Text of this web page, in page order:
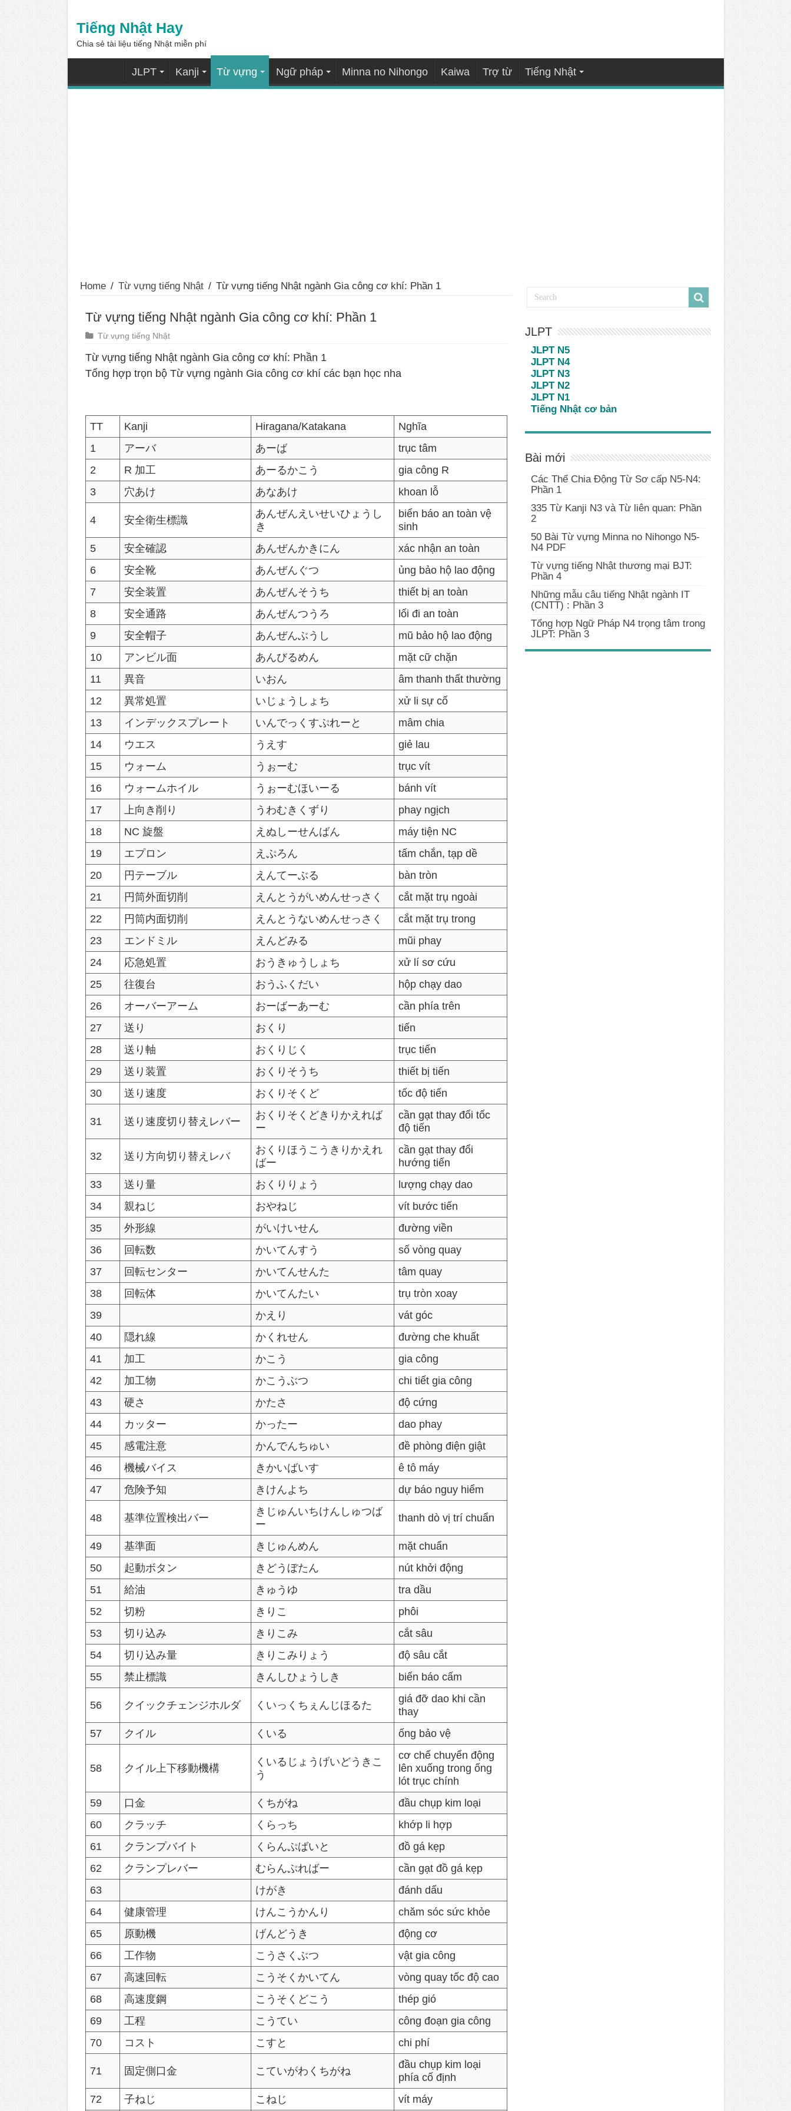
Tiếng Nhật Hay
Chia sẻ tài liệu tiếng Nhật miễn phí
JLPT Kanji Từ vựng Ngữ pháp Minna no Nihongo Kaiwa Trợ từ Tiếng Nhật
Home / Từ vựng tiếng Nhật / Từ vựng tiếng Nhật ngành Gia công cơ khí: Phần 1
Từ vựng tiếng Nhật ngành Gia công cơ khí: Phần 1
Từ vựng tiếng Nhật
Từ vựng tiếng Nhật ngành Gia công cơ khí: Phần 1
Tổng hợp trọn bộ Từ vựng ngành Gia công cơ khí các bạn học nha
TT Kanji Hiragana/Katakana
Nghĩa
1
アーバ あーば
trục tâm
2
R 加工 あーるかこう
gia công R
3
穴あけ あなあけ khoan lỗ
4 安全衛生標識
あんぜんえいせいひょうし
き
biển báo an toàn vệ
sinh
5
安全確認 あんぜんかきにん
xác nhận an toàn
6
安全靴 あんぜんぐつ
ủng bảo hộ lao động
7
安全装置 あんぜんそうち
thiết bị an toàn
8
安全通路 あんぜんつうろ
lối đi an toàn
9
安全帽子 あんぜんぶうし
mũ bảo hộ lao động
10
アンビル面 あんびるめん
mặt cữ chặn
11
異音 いおん
âm thanh thất thường
12
異常処置 いじょうしょち
xử li sự cố
13
インデックスプレート いんでっくすぷれーと
mâm chia
14
ウエス うえす
giẻ lau
15
ウォーム うぉーむ
trục vít
16
ウォームホイル うぉーむほいーる
bánh vít
17
上向き削り うわむきくずり
phay ngịch
18
NC 旋盤 えぬしーせんばん
máy tiện NC
19
エプロン えぷろん
tấm chắn, tạp dề
20
円テーブル えんてーぶる
bàn tròn
21
円筒外面切削 えんとうがいめんせっさく
cắt mặt trụ ngoài
22
円筒内面切削 えんとうないめんせっさく
cắt mặt trụ trong
23
エンドミル えんどみる
mũi phay
24
応急処置 おうきゅうしょち
xử lí sơ cứu
25
往復台 おうふくだい
hộp chạy dao
26
オーバーアーム おーばーあーむ
cần phía trên
27
送り おくり
tiến
28
送り軸 おくりじく
trục tiến
29
送り装置 おくりそうち
thiết bị tiến
30
送り速度 おくりそくど tốc độ tiến
31 送り速度切り替えレバー
おくりそくどきりかえれば
ー
cần gạt thay đổi tốc
độ tiến
32 送り方向切り替えレバ
おくりほうこうきりかえれ
ばー
cần gạt thay đổi
hướng tiến
33
送り量 おくりりょう
lượng chạy dao
34
親ねじ おやねじ
vít bước tiến
35
外形線 がいけいせん
đường viền
36
回転数 かいてんすう
số vòng quay
37
回転センター かいてんせんた
tâm quay
38
回転体 かいてんたい
trụ tròn xoay
39
かえり
vát góc
40
隠れ線 かくれせん
đường che khuất
41
加工 かこう
gia công
42
加工物 かこうぶつ
chi tiết gia công
43
硬さ かたさ
độ cứng
44
カッター かったー
dao phay
45
感電注意 かんでんちゅい
đề phòng điện giật
46
機械バイス きかいばいす
ê tô máy
47
危険予知 きけんよち dự báo nguy hiểm
48 基準位置検出バー
きじゅんいちけんしゅつば
ー
thanh dò vị trí chuẩn
49 基準面 きじゅんめん
mặt chuẩn
50
起動ボタン きどうぼたん
nút khởi động
51
給油 きゅうゆ
tra dầu
52
切粉 きりこ
phôi
53
切り込み きりこみ
cắt sâu
54
切り込み量 きりこみりょう
độ sâu cắt
55
禁止標識 きんしひょうしき biển báo cấm
56 クイックチェンジホルダ くいっくちぇんじほるた
giá đỡ dao khi cần
thay
57
クイル くいる ống bảo vệ
58 クイル上下移動機構
くいるじょうげいどうきこ
う
cơ chế chuyển động
lên xuống trong ống
lót trục chính
59
口金 くちがね
đầu chụp kim loại
60
クラッチ くらっち
khớp li hợp
61
クランプバイト くらんぷばいと
đồ gá kẹp
62
クランプレバー むらんぷればー
cần gạt đồ gá kẹp
63
けがき
đánh dấu
64
健康管理 けんこうかんり
chăm sóc sức khỏe
65
原動機 げんどうき
động cơ
66
工作物 こうさくぶつ
vật gia công
67
高速回転 こうそくかいてん
vòng quay tốc độ cao
68
高速度鋼 こうそくどこう
thép gió
69
工程 こうてい
công đoạn gia công
70
コスト こすと chi phí
71 固定側口金 こていがわくちがね
đầu chụp kim loại
phía cố định
72
子ねじ こねじ vít máy
JLPT
JLPT N5
JLPT N4
JLPT N3
JLPT N2
JLPT N1
Tiếng Nhật cơ bản
Bài mới
Các Thể Chia Động Từ Sơ cấp N5-N4:
Phần 1
335 Từ Kanji N3 và Từ liên quan: Phần
2
50 Bài Từ vựng Minna no Nihongo N5-
N4 PDF
Từ vựng tiếng Nhật thương mại BJT:
Phần 4
Những mẫu câu tiếng Nhật ngành IT
(CNTT) : Phần 3
Tổng hợp Ngữ Pháp N4 trọng tâm trong
JLPT: Phần 3